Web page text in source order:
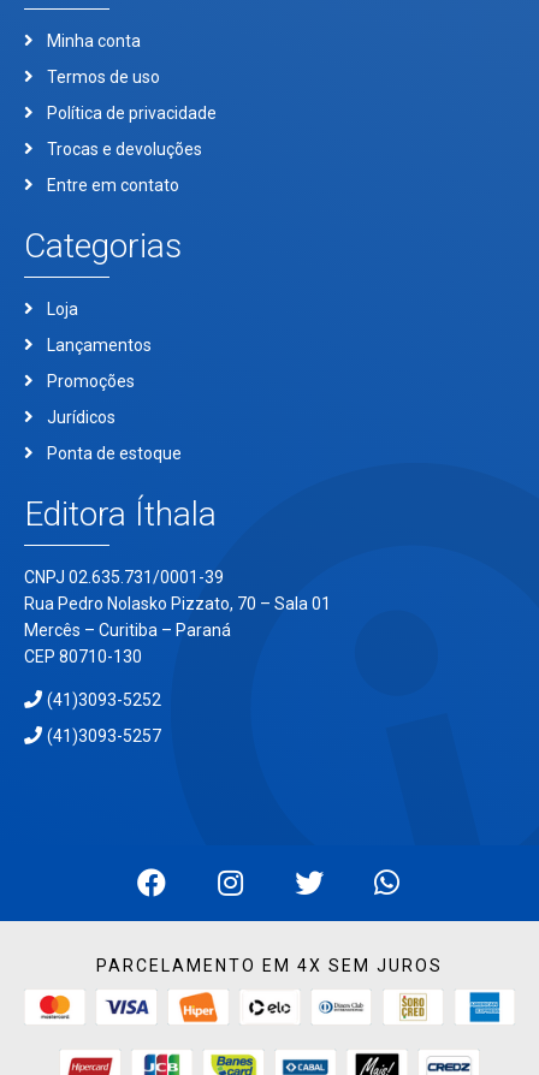
Minha conta
Termos de uso
Política de privacidade
Trocas e devoluções
Entre em contato
Categorias
Loja
Lançamentos
Promoções
Jurídicos
Ponta de estoque
Editora Íthala
CNPJ 02.635.731/0001-39
Rua Pedro Nolasko Pizzato, 70 – Sala 01
Mercês – Curitiba – Paraná
CEP 80710-130
(41)3093-5252
(41)3093-5257
PARCELAMENTO EM 4X SEM JUROS